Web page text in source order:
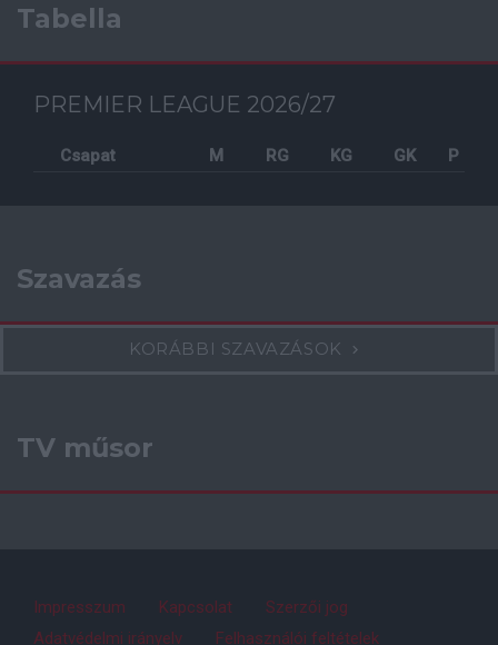
Tabella
PREMIER LEAGUE 2026/27
Csapat M RG KG GK P
Szavazás
KORÁBBI SZAVAZÁSOK
TV műsor
Impresszum Kapcsolat
Szerzői jog
Adatvédelmi irányelv
Felhasználói feltételek